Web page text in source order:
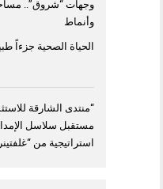
وجهات “شروق”..
وأنماط
الحياة الصحية جزءاً
مستقبل سلاسل
استراتيجية من